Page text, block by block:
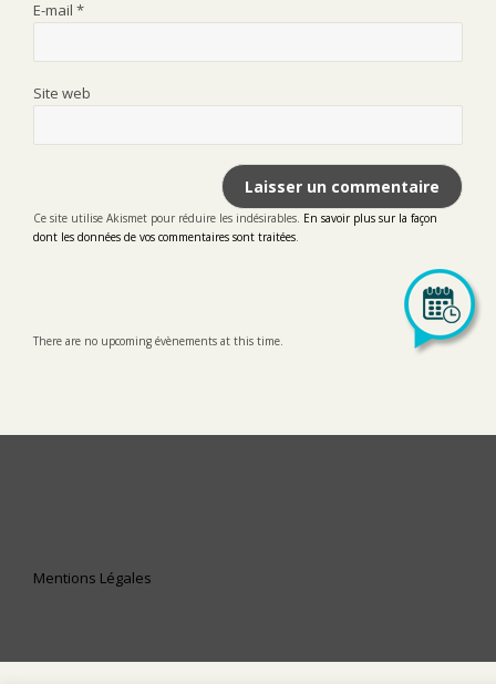
E-mail *
Site web
Ce site utilise Akismet pour réduire les indésirables. En savoir plus sur la façon
dont les données de vos commentaires sont traitées.
There are no upcoming évènements at this time.
Mentions Légales